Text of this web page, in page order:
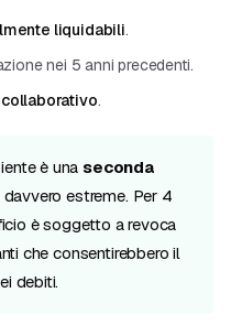
liquidabili.
nei 5 anni precedenti.
collaborativo.
è unaseconda
estreme. Per 4
è soggetto a revoca
che consentirebbero il
debiti.